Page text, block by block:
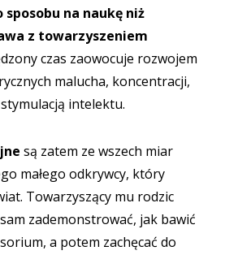
na naukę niż
z towarzyszeniem
czas zaowocuje rozwojem
malucha, koncentracji,
intelektu.
są zatem ze wszech miar
małego odkrywcy, który
Towarzyszący mu rodzic
zademonstrować, jak bawić
a potem zachęcać do